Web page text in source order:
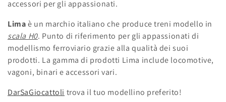
z
i
o
n
e
accessori per gli appassionati.
Limaè un marchio italiano che produce treni modello in
scala H0. Punto di riferimento per gli appassionati di
modellismo ferroviario grazie alla qualità dei suoi
prodotti. La gamma di prodotti Lima include locomotive,
vagoni, binari e accessori vari.
DarSaGiocattoli trova il tuo modellino preferito!